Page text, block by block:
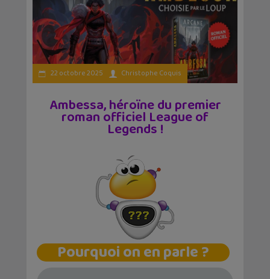
22 octobre 2025 Christophe Coquis
Ambessa, héroïne du premier
roman officiel League of
Legends !
Pourquoi on en parle ?